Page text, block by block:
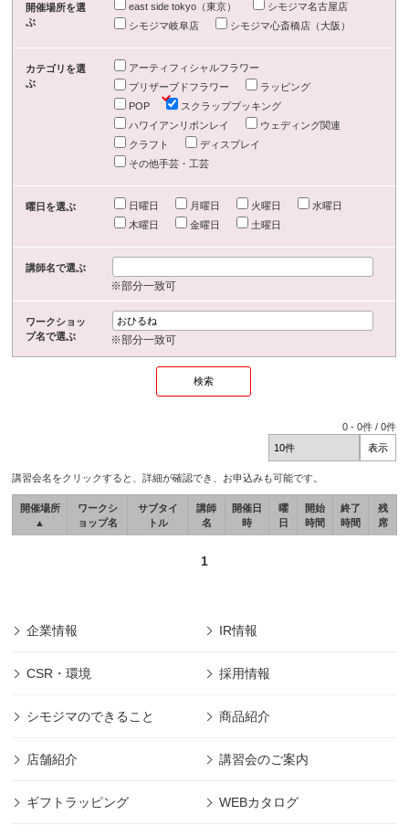
開催場所を選
ぶ
east side tokyo（東京）
シモジマ名古屋店
シモジマ岐阜店
シモジマ心斎橋店（大阪）
カテゴリを選
ぶ
アーティフィシャルフラワー
プリザーブドフラワー
ラッピング
POP
スクラップブッキング
ハワイアンリボンレイ
ウェディング関連
クラフト
ディスプレイ
その他手芸・工芸
曜日を選ぶ 日曜日 月曜日 火曜日
水曜日
木曜日
金曜日 土曜日
講師名で選ぶ
※部分一致可
ワークショッ
プ名で選ぶ
※部分一致可
0 -0件 /0件
講習会名をクリックすると、詳細が確認でき、お申込みも可能です。
開催場所
▲
ワークシ
ョップ名
サブタイ
トル
講師
名
開催日
時
曜
日
開始
時間
終了
時間
残
席
1
企業情報 IR情報
CSR・環境 採用情報
シモジマのできること 商品紹介
店舗紹介 講習会のご案内
ギフトラッピング WEBカタログ